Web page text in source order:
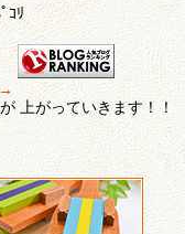
ｺﾘ
上がっていきます！！